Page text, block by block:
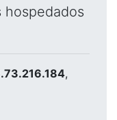
hospedados
,